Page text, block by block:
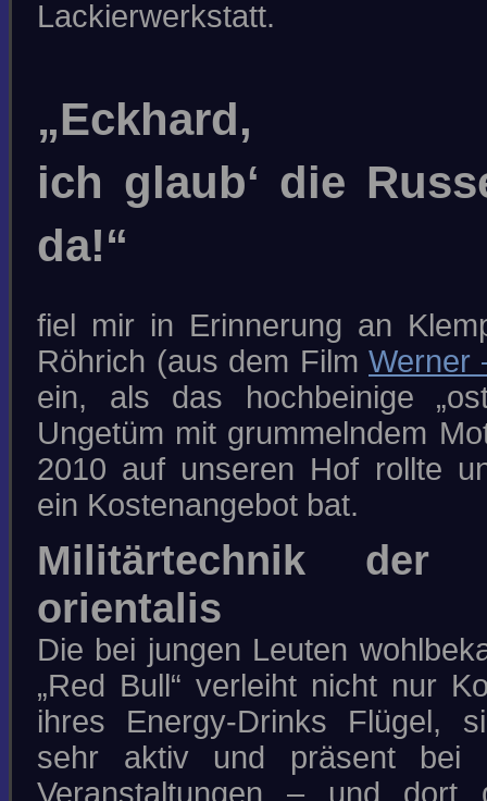
Lackierwerkstatt.
„Eckhard,
ich glaub‘ die
da!“
fiel mir in Erinnerung an
Röhrich (aus dem Film Werner
ein, als das hochbeinige
Ungetüm mit grummelndem
2010 auf unseren Hof rollte
ein Kostenangebot bat.
Militärtechnik der
orientalis
Die bei jungen Leuten
„Red Bull“ verleiht nicht nur
ihres Energy-Drinks Flügel,
sehr aktiv und präsent bei
Veranstaltungen – und dort
MATT-LACKIERUNGEN
KTM ORANGE
INSEKTEN, VOGELKOT, HARZ
UND BETON
DIE EINBRENNLACKIERUNG
L A C K I E R F E H L E R
KONTAKT
SUCHE
IMPRESSUM/DATENSCHUTZ
*DOWNLOADS*
COPYRIGHT © 2026 GÄBEL - LACK UND
KAROSSERIE